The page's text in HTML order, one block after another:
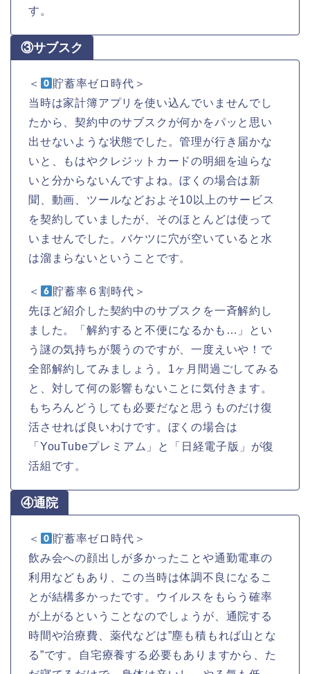
す。
③サブスク
＜
貯蓄率ゼロ時代＞
当時は家計簿アプリを使い込んでいませんでし
たから、契約中のサブスクが何かをパッと思い
出せないような状態でした。管理が行き届かな
いと、もはやクレジットカードの明細を辿らな
いと分からないんですよね。ぼくの場合は新
聞、動画、ツールなどおよそ10以上のサービス
を契約していましたが、そのほとんどは使って
いませんでした。バケツに穴が空いていると水
は溜まらないということです。
＜
貯蓄率６割時代＞
先ほど紹介した契約中のサブスクを一斉解約し
ました。「解約すると不便になるかも…」とい
う謎の気持ちが襲うのですが、一度えいや！で
全部解約してみましょう。1ヶ月間過ごしてみる
と、対して何の影響もないことに気付きます。
もちろんどうしても必要だなと思うものだけ復
活させれば良いわけです。ぼくの場合は
「YouTubeプレミアム」と「日経電子版」が復
活組です。
④通院
＜
貯蓄率ゼロ時代＞
飲み会への顔出しが多かったことや通勤電車の
利用などもあり、この当時は体調不良になるこ
とが結構多かったです。ウイルスをもらう確率
が上がるということなのでしょうが、通院する
時間や治療費、薬代などは”塵も積もれば山とな
る”です。自宅療養する必要もありますから、た